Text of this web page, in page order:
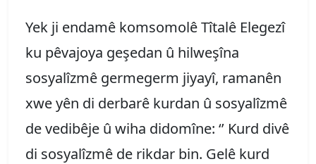
Yek ji endamê komsomolê Tîtalê Elegezî
ku pêvajoya geşedan û hilweşîna
sosyalîzmê germegerm jiyayî, ramanên
xwe yên di derbarê kurdan û sosyalîzmê
de vedibêje û wiha didomîne: ‘’ Kurd divê
di sosyalîzmê de rikdar bin. Gelê kurd